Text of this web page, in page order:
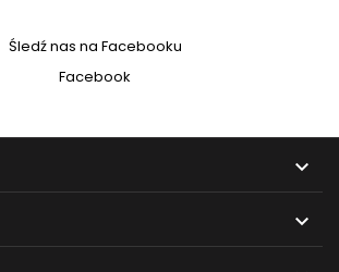
Śledź nas na Facebooku
Facebook

